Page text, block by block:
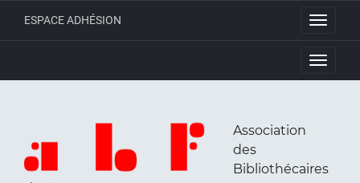
Toggle
ESPACE ADHÉSION
Toggle
Association
des
Bibliothécaires